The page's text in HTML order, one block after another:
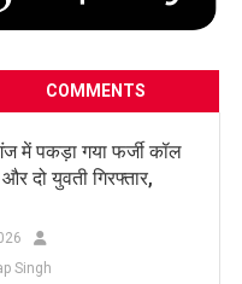
COMMENTS
में पकड़ा गया फर्जी कॉल
दो युवती गिरफ्तार,
Singh